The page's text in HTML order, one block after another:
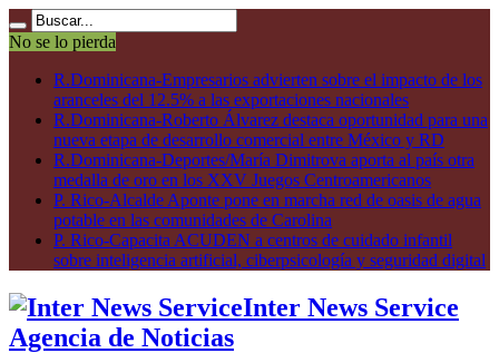
No se lo pierda
R.Dominicana-Empresarios advierten sobre el impacto de los
aranceles del 12.5% a las exportaciones nacionales
R.Dominicana-Roberto Álvarez destaca oportunidad para una
nueva etapa de desarrollo comercial entre México y RD
R.Dominicana-Deportes/María Dimitrova aporta al país otra
medalla de oro en los XXV Juegos Centroamericanos
P. Rico-Alcalde Aponte pone en marcha red de oasis de agua
potable en las comunidades de Carolina
P. Rico-Capacita ACUDEN a centros de cuidado infantil
sobre inteligencia artificial, ciberpsicología y seguridad digital
Inter News Service
Agencia de Noticias